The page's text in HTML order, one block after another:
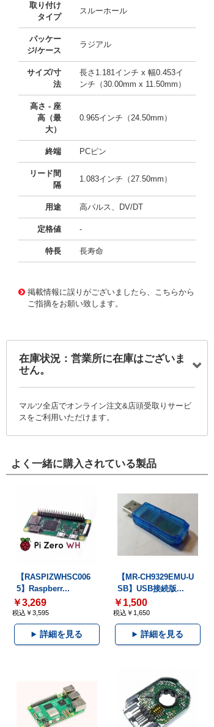
取り付け
タイプ
スルーホール
パッケー
ジ/ケース
ラジアル
サイズ/寸
法
長さ1.181インチ x 幅0.453イ
ンチ（30.00mm x 11.50mm）
高さ - 座
高（最
大）
0.965インチ（24.50mm）
終端 PCピン
リード間
隔
1.083インチ（27.50mm）
用途 高パルス、DV/DT
定格値 -
特長 長寿命
掲載情報に誤りがございましたら、こちらから
ご指摘をお願い致します。
在庫状況：営業所に在庫はございま
せん。
マルツ全店でオンライン注文&店頭受取りサービ
スをご利用いただけます。
よく一緒に購入されている製品
【RASPIZWHSC006
5】Raspberr...
￥3,269
税込￥3,595
詳細を見る
【MR-CH9329EMU-U
SB】USB接続版...
￥1,500
税込￥1,650
詳細を見る